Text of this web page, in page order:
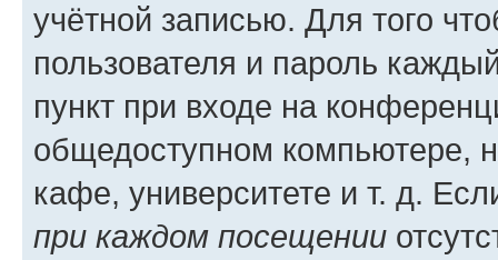
учётной записью. Для того
пользователя и пароль
пункт при входе на
общедоступном компьютере,
кафе, университете и т. д.
при каждом посещении